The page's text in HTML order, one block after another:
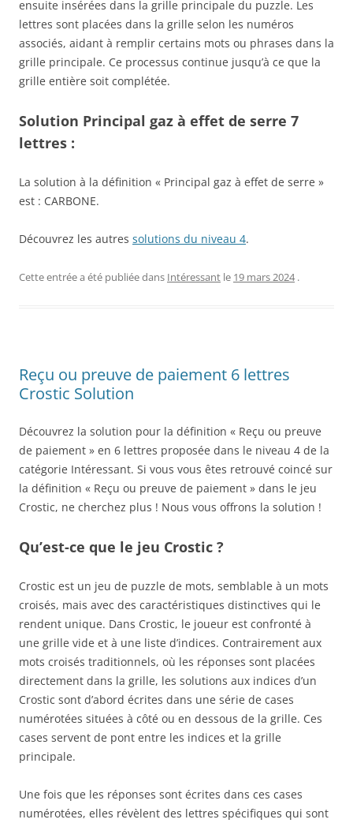
ensuite insérées dans la grille principale du puzzle. Les
lettres sont placées dans la grille selon les numéros
associés, aidant à remplir certains mots ou phrases dans la
grille principale. Ce processus continue jusqu’à ce que la
grille entière soit complétée.
Solution Principal gaz à effet de serre 7
lettres :
La solution à la définition « Principal gaz à effet de serre »
est : CARBONE.
Découvrez les autres solutions du niveau 4.
Cette entrée a été publiée dans Intéressant le 19 mars 2024 .
Reçu ou preuve de paiement 6 lettres
Crostic Solution
Découvrez la solution pour la définition « Reçu ou preuve
de paiement » en 6 lettres proposée dans le niveau 4 de la
catégorie Intéressant. Si vous vous êtes retrouvé coincé sur
la définition « Reçu ou preuve de paiement » dans le jeu
Crostic, ne cherchez plus ! Nous vous offrons la solution !
Qu’est-ce que le jeu Crostic ?
Crostic est un jeu de puzzle de mots, semblable à un mots
croisés, mais avec des caractéristiques distinctives qui le
rendent unique. Dans Crostic, le joueur est confronté à
une grille vide et à une liste d’indices. Contrairement aux
mots croisés traditionnels, où les réponses sont placées
directement dans la grille, les solutions aux indices d’un
Crostic sont d’abord écrites dans une série de cases
numérotées situées à côté ou en dessous de la grille. Ces
cases servent de pont entre les indices et la grille
principale.
Une fois que les réponses sont écrites dans ces cases
numérotées, elles révèlent des lettres spécifiques qui sont